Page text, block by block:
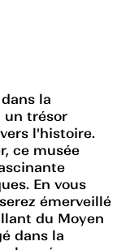
la
un trésor
l'histoire.
ce musée
En vous
émerveillé
du Moyen
dans la